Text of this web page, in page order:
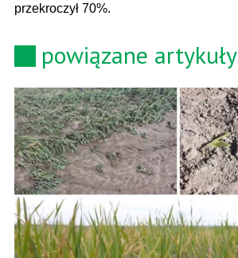
przekroczył 70%.
powiązane artykuły